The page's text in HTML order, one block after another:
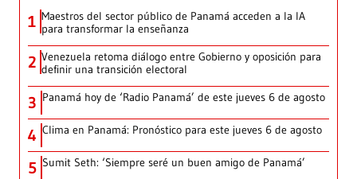
1 Maestros del sector público de Panamá acceden a la IA
para transformar la enseñanza
2 Venezuela retoma diálogo entre Gobierno y oposición para
definir una transición electoral
3 Panamá hoy de ‘Radio Panamá’ de este jueves 6 de agosto
4 Clima en Panamá: Pronóstico para este jueves 6 de agosto
5 Sumit Seth: ‘Siempre seré un buen amigo de Panamá’